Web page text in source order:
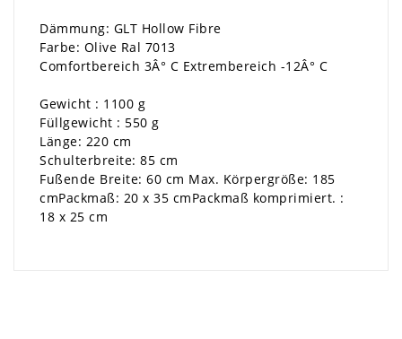
Dämmung: GLT Hollow Fibre
Farbe: Olive Ral 7013
Comfortbereich 3Â° C Extrembereich -12Â° C
Gewicht : 1100 g
Füllgewicht : 550 g
Länge: 220 cm
Schulterbreite: 85 cm
Fußende Breite: 60 cm Max. Körpergröße: 185
cmPackmaß: 20 x 35 cmPackmaß komprimiert. :
18 x 25 cm